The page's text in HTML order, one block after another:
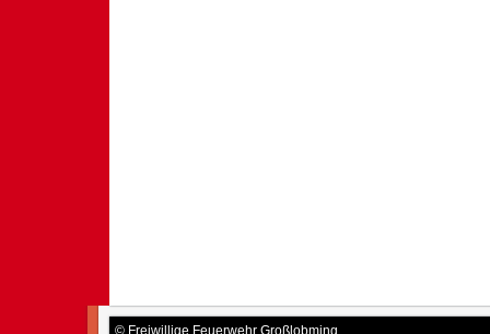
© Freiwillige Feuerwehr Großlobming